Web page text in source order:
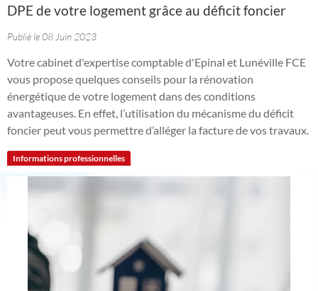
DPE de votre logement grâce au déficit foncier
Publié le 08 Juin 2023
Votre cabinet d'expertise comptable d'Epinal et Lunéville FCE
vous propose quelques conseils pour la rénovation
énergétique de votre logement dans des conditions
avantageuses. En effet, l’utilisation du mécanisme du déficit
foncier peut vous permettre d’alléger la facture de vos travaux.
Informations professionnelles